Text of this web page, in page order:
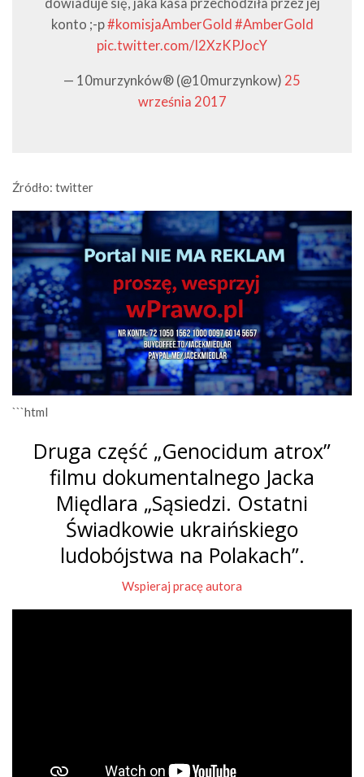
dowiaduje się, jaka kasa przechodziła przez jej
konto ;-p#komisjaAmberGold #AmberGold
pic.twitter.com/I2XzKPJocY
— 10murzynków® (@10murzynkow) 25
września 2017
Źródło: twitter
```html
Druga część „Genocidum atrox”
filmu dokumentalnego Jacka
Międlara „Sąsiedzi. Ostatni
Świadkowie ukraińskiego
ludobójstwa na Polakach”.
Wspieraj pracę autora